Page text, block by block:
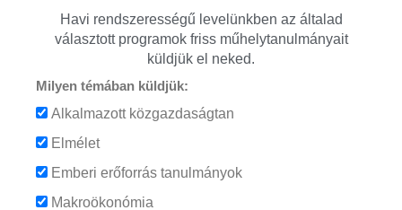
Havi rendszerességű levelünkben az általad
választott programok friss műhelytanulmányait
küldjük el neked.
Milyen témában küldjük:
Alkalmazott közgazdaságtan
Elmélet
Emberi erőforrás tanulmányok
Makroökonómia